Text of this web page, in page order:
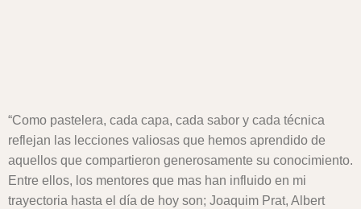
“Como pastelera, cada capa, cada sabor y cada técnica
reflejan las lecciones valiosas que hemos aprendido de
aquellos que compartieron generosamente su conocimiento.
Entre ellos, los mentores que mas han influido en mi
trayectoria hasta el día de hoy son; Joaquim Prat, Albert